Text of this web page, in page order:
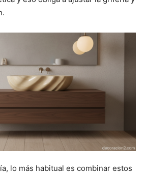
lo más habitual es combinar estos